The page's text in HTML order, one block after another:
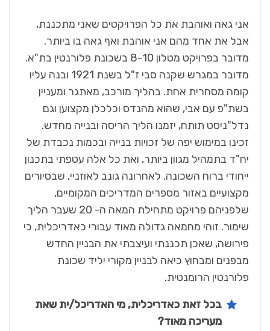
אני גאה ואוהבת את כל הפרויקטים שאני מתכננת,
אבל את אחד מהם אני אוהבת ואף גאה בו ביותר.
מדובר בפרויקט מטלון 8-10 בשכונת פלורנטין בת"א.
מדובר במגרש שקנה סבי ז"ל בשנת 1921 ובנה עליו
קומה מסחרית אחת. בהליך מורכב, מאתגר ומעניין
בשת"פ עם אבי, שהוא מהנדס וכלכלן מקצוען וגם
נדל"ניסט תותח, יזמנו הליך הריסה ובנייה מחדש.
זכינו במימוש יפה של זכויות בנייה ובכמות נכבדת של
יח"ד בתמהיל מגוון ביותר, ואת כל אלה עטפתי בתכנון
ייחודי ברוח השכונה. לאחרונה גונב לאוזניי, שבסיורים
מקצועיים באזור מספרים המדריכים המקומיים,
שלפניהם פרויקט מתחילת המאה ה- 20 שעבר הליך
שימור. זוהי מחמאה גדולה מאוד עבורי כאדריכלית, כי
פירושה, שאכן תכננתי ועיצבתי את הבניין החדש
מבפנים ומבחוץ כיאה לבניין מקורי יליד שכונת
פלורנטין הרומנטית.
בכל זאת כאדריכלית, מי האדריכל/ית שאת
מעריכה מאוד?